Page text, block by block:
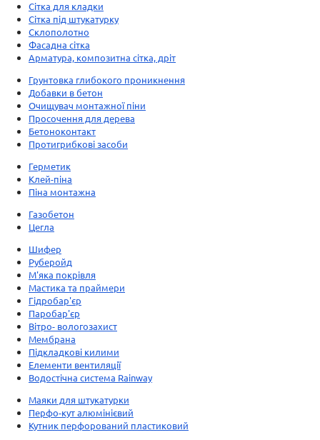
Сітка для кладки
Сітка під штукатурку
Склополотно
Фасадна сітка
Арматура, композитна сітка, дріт
Грунтовка глибокого проникнення
Добавки в бетон
Очищувач монтажної піни
Просочення для дерева
Бетоноконтакт
Протигрибкові засоби
Герметик
Клей-піна
Піна монтажна
Газобетон
Цегла
Шифер
Руберойд
М'яка покрівля
Мастика та праймери
Гідробар'єр
Паробар'єр
Вітро- вологозахист
Мембрана
Підкладкові килими
Елементи вентиляції
Водостічна система Rainway
Маяки для штукатурки
Перфо-кут алюмінієвий
Кутник перфорований пластиковий